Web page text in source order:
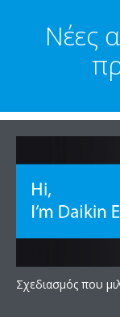
Νέες
Σχεδιασμός που